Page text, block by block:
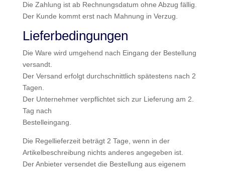
Die Zahlung ist ab Rechnungsdatum ohne Abzug fällig.
Der Kunde kommt erst nach Mahnung in Verzug.
Lieferbedingungen
Die Ware wird umgehend nach Eingang der Bestellung
versandt.
Der Versand erfolgt durchschnittlich spätestens nach 2
Tagen.
Der Unternehmer verpflichtet sich zur Lieferung am 2.
Tag nach
Bestelleingang.
Die Regellieferzeit beträgt 2 Tage, wenn in der
Artikelbeschreibung nichts anderes angegeben ist.
Der Anbieter versendet die Bestellung aus eigenem